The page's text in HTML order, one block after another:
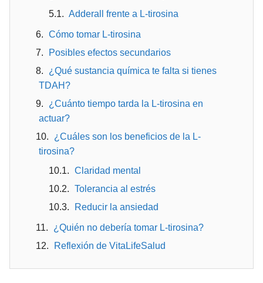
Adderall frente a L-tirosina
Cómo tomar L-tirosina
Posibles efectos secundarios
¿Qué sustancia química te falta si tienes
TDAH?
¿Cuánto tiempo tarda la L-tirosina en
actuar?
¿Cuáles son los beneficios de la L-
tirosina?
Claridad mental
Tolerancia al estrés
Reducir la ansiedad
¿Quién no debería tomar L-tirosina?
Reflexión de VitaLifeSalud